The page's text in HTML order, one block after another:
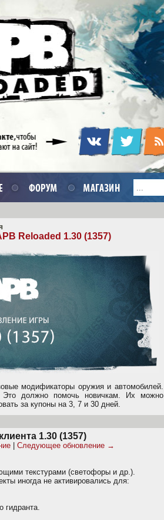
Reloaded 1.30 (1357)
модификаторы оружия и автомобилей.
Это должно помочь новичкам. Их можно
за купоны на 3, 7 и 30 дней.
1.30 (1357)
Следующее обновление →
текстурами (светофоры и др.).
иногда не активировались для:
гидранта.